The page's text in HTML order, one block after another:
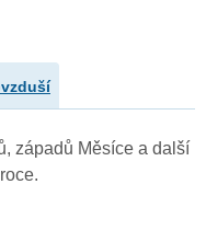
západů Měsíce a další